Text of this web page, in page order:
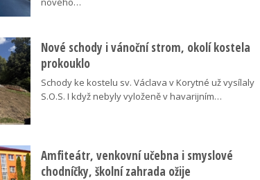
Nové schody i vánoční strom, okolí kostela
prokouklo
Schody ke kostelu sv. Václava v Korytné už vysílaly
S.O.S. I když nebyly vyloženě v havarijním…
Amfiteátr, venkovní učebna i smyslové
chodníčky, školní zahrada ožije